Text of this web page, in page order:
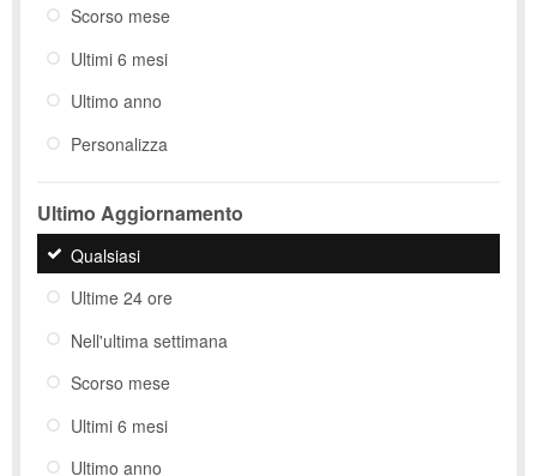
Scorso mese
Ultimi 6 mesi
Ultimo anno
Personalizza
Ultimo Aggiornamento
Qualsiasi
Ultime 24 ore
Nell'ultima settimana
Scorso mese
Ultimi 6 mesi
Ultimo anno